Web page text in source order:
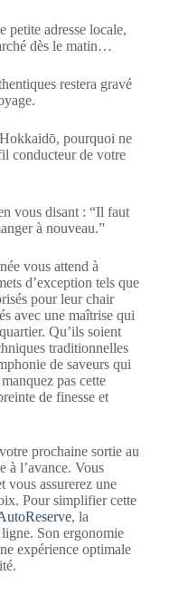
petite adresse locale,
dès le matin…
restera gravé
pourquoi ne
conducteur de votre
vous disant : “Il faut
à nouveau.”
vous attend à
d’exception tels que
pour leur chair
avec une maîtrise qui
Qu’ils soient
traditionnelles
de saveurs qui
pas cette
de finesse et
prochaine sortie au
à l’avance. Vous
vous assurerez une
Pour simplifier cette
, la
Son ergonomie
expérience optimale